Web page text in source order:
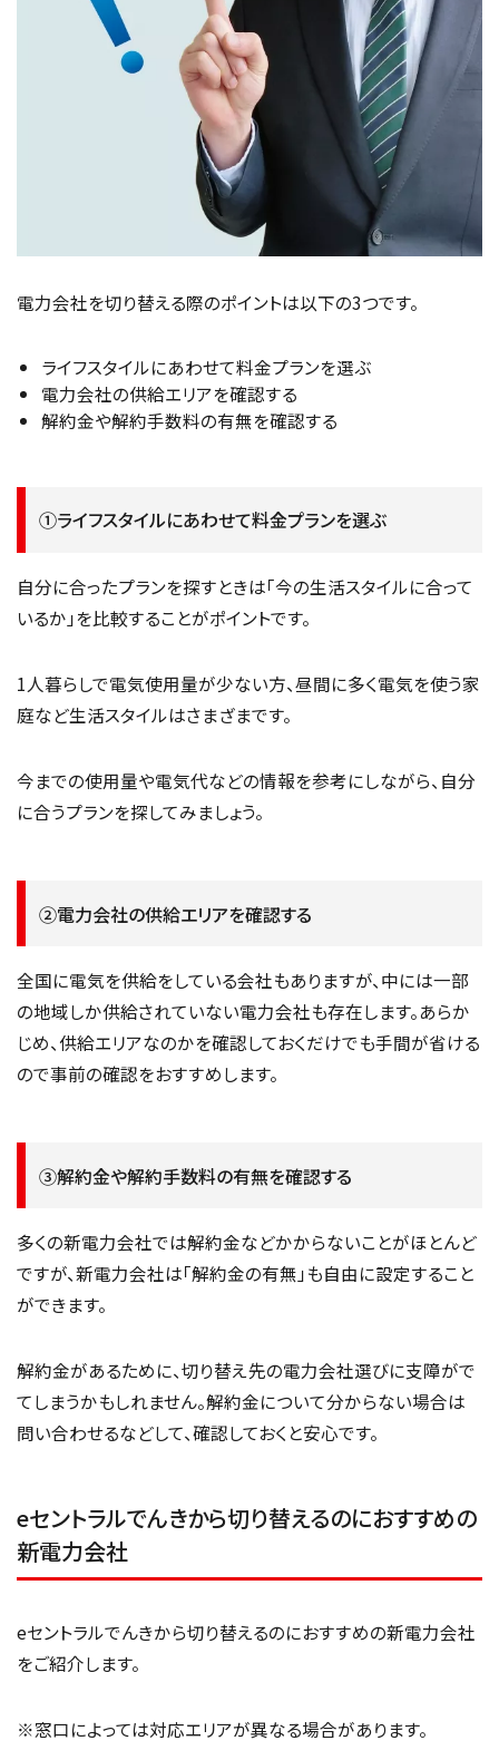
電力会社を切り替える際のポイントは以下の3つです。
ライフスタイルにあわせて料金プランを選ぶ
電力会社の供給エリアを確認する
解約金や解約手数料の有無を確認する
①ライフスタイルにあわせて料金プランを選ぶ
自分に合ったプランを探すときは「今の生活スタイルに合って
いるか」を比較することがポイントです。
1人暮らしで電気使用量が少ない方、昼間に多く電気を使う家
庭など生活スタイルはさまざまです。
今までの使用量や電気代などの情報を参考にしながら、自分
に合うプランを探してみましょう。
②電力会社の供給エリアを確認する
全国に電気を供給をしている会社もありますが、中には一部
の地域しか供給されていない電力会社も存在します。あらか
じめ、供給エリアなのかを確認しておくだけでも手間が省ける
ので事前の確認をおすすめします。
③解約金や解約手数料の有無を確認する
多くの新電力会社では解約金などかからないことがほとんど
ですが、新電力会社は「解約金の有無」も自由に設定すること
ができます。
解約金があるために、切り替え先の電力会社選びに支障がで
てしまうかもしれません。解約金について分からない場合は
問い合わせるなどして、確認しておくと安心です。
eセントラルでんきから切り替えるのにおすすめの
新電力会社
eセントラルでんきから切り替えるのにおすすめの新電力会社
をご紹介します。
※窓口によっては対応エリアが異なる場合があります。